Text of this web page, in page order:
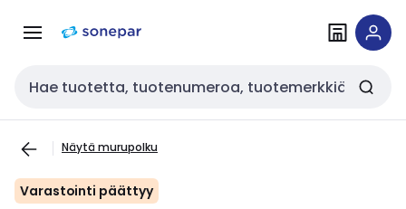
navigointiinsisältöön
Haku
Näytä murupolku
Varastointi päättyy